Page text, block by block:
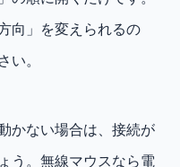
向」を変えられるの
い。
かない場合は、接続が
う。無線マウスなら電